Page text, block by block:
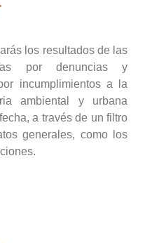
los resultados de las
por denuncias y
incumplimientos a la
ambiental y urbana
a través de un filtro
generales, como los